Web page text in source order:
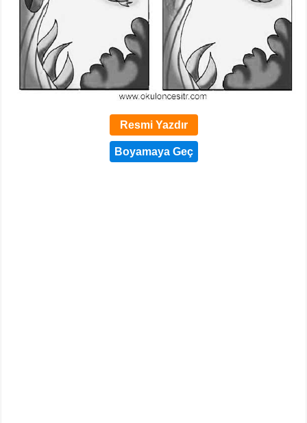
Resmi Yazdır